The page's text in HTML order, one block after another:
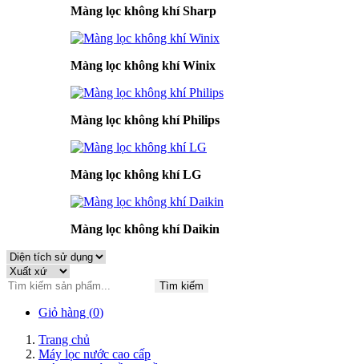
Màng lọc không khí Sharp
Màng lọc không khí Winix
Màng lọc không khí Philips
Màng lọc không khí LG
Màng lọc không khí Daikin
Tìm kiếm
Giỏ hàng (0)
Trang chủ
Máy lọc nước cao cấp